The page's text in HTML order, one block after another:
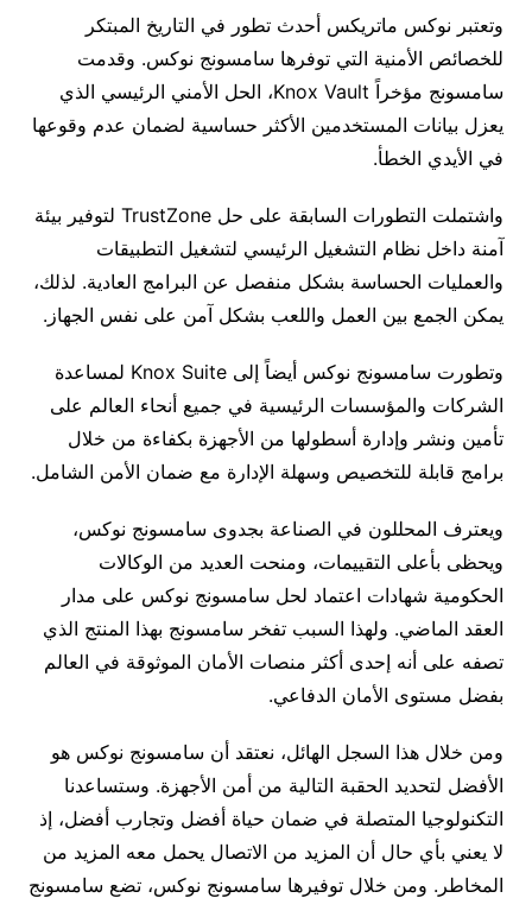
وتعتبر نوكس ماتريكس أحدث تطور في التاريخ المبتكر
للخصائص الأمنية التي توفرها سامسونج نوكس. وقدمت
سامسونج مؤخراً Knox Vault، الحل الأمني الرئيسي الذي
يعزل بيانات المستخدمين الأكثر حساسية لضمان عدم وقوعها
في الأيدي الخطأ.
واشتملت التطورات السابقة على حل TrustZone لتوفير بيئة
آمنة داخل نظام التشغيل الرئيسي لتشغيل التطبيقات
والعمليات الحساسة بشكل منفصل عن البرامج العادية. لذلك،
يمكن الجمع بين العمل واللعب بشكل آمن على نفس الجهاز.
وتطورت سامسونج نوكس أيضاً إلى Knox Suite لمساعدة
الشركات والمؤسسات الرئيسية في جميع أنحاء العالم على
تأمين ونشر وإدارة أسطولها من الأجهزة بكفاءة من خلال
برامج قابلة للتخصيص وسهلة الإدارة مع ضمان الأمن الشامل.
ويعترف المحللون في الصناعة بجدوى سامسونج نوكس،
ويحظى بأعلى التقييمات، ومنحت العديد من الوكالات
الحكومية شهادات اعتماد لحل سامسونج نوكس على مدار
العقد الماضي. ولهذا السبب تفخر سامسونج بهذا المنتج الذي
تصفه على أنه إحدى أكثر منصات الأمان الموثوقة في العالم
بفضل مستوى الأمان الدفاعي.
ومن خلال هذا السجل الهائل، نعتقد أن سامسونج نوكس هو
الأفضل لتحديد الحقبة التالية من أمن الأجهزة. وستساعدنا
التكنولوجيا المتصلة في ضمان حياة أفضل وتجارب أفضل، إذ
لا يعني بأي حال أن المزيد من الاتصال يحمل معه المزيد من
المخاطر. ومن خلال توفيرها سامسونج نوكس، تضع سامسونج